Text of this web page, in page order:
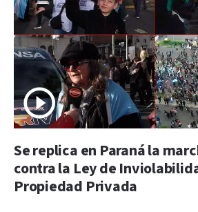
Se replica en Paraná la
contra la Ley de
Propiedad Privada